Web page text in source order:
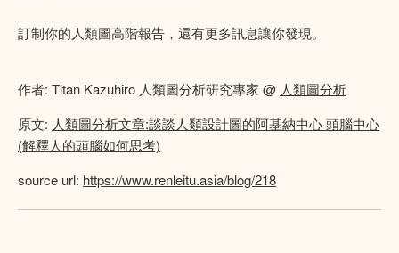
訂制你的人類圖高階報告，還有更多訊息讓你發現。
作者: Titan Kazuhiro 人類圖分析研究專家 @ 人類圖分析
原文: 人類圖分析文章:談談人類設計圖的阿基納中心 頭腦中心
(解釋人的頭腦如何思考)
source url: https://www.renleitu.asia/blog/218